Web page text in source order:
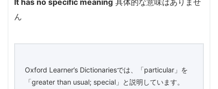
ん
Oxford Learner’s Dictionariesでは、「particular」を
「greater than usual; special」と説明しています。